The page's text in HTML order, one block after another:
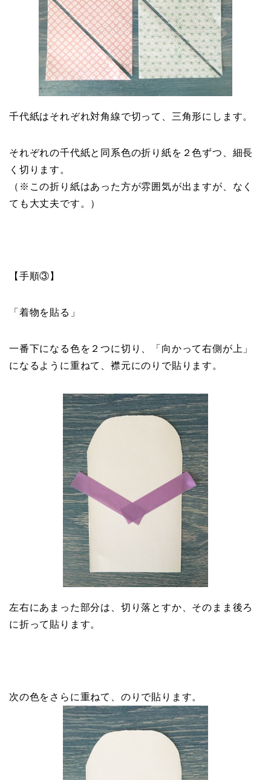
千代紙はそれぞれ対角線で切って、三角形にします。
それぞれの千代紙と同系色の折り紙を２色ずつ、細長
く切ります。
（※この折り紙はあった方が雰囲気が出ますが、なく
ても大丈夫です。）
【手順③】
「着物を貼る」
一番下になる色を２つに切り、「向かって右側が上」
になるように重ねて、襟元にのりで貼ります。
左右にあまった部分は、切り落とすか、そのまま後ろ
に折って貼ります。
次の色をさらに重ねて、のりで貼ります。